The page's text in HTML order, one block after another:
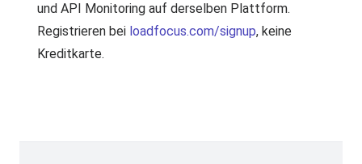
und API Monitoring auf derselben Plattform.
Registrieren bei loadfocus.com/signup, keine
Kreditkarte.